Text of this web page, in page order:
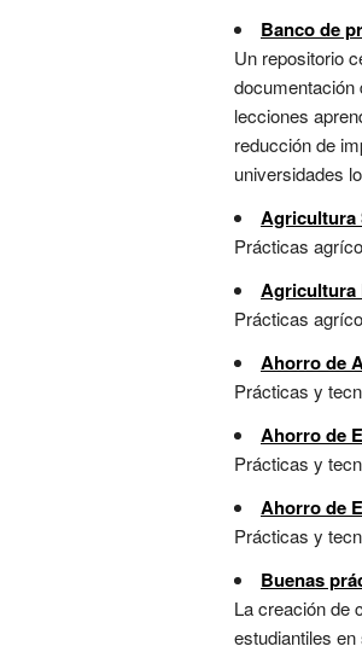
Banco de
Un repositorio
documentación
lecciones
reducción de
universidades
Agricultura
Prácticas
Agricultura
Prácticas
Ahorro de
Prácticas y
Ahorro de
Prácticas y
Ahorro de
Prácticas y
Buenas
La creación de
estudiantiles